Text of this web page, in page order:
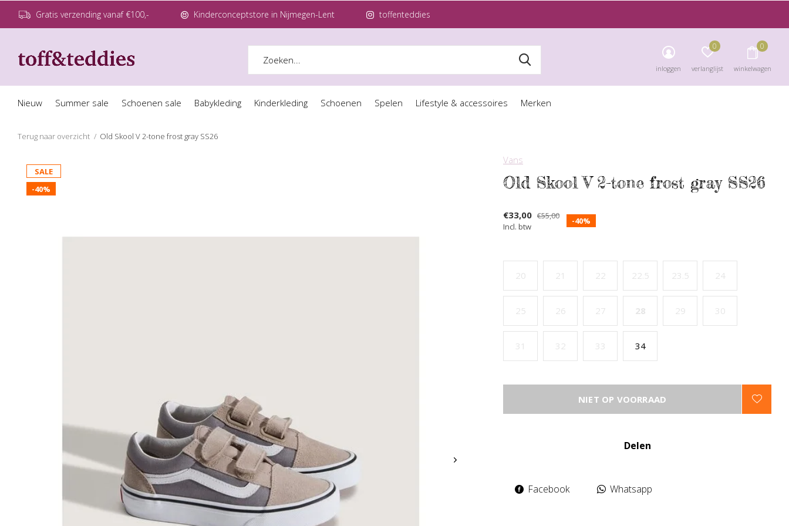
Nieuw Summer sale Schoenen sale Babykleding Kinderkleding Schoenen Spelen Lifestyle & accessoires Merken
inloggen verlanglijst
0
winkelwagen
0
Gratis verzending vanaf €100,- Kinderconceptstore in Nijmegen-Lent toffenteddies
Terug naar overzicht Old Skool V 2-tone frost gray SS26
SALE
-40%
Vans
Old Skool V 2-tone frost gray SS26
€33,00 €55,00
Incl. btw
-40%
20 21 22 22.5 23.5 24
25 26 27 28 29 30
31 32 33 34
NIET OP VOORRAAD
Delen
Facebook Whatsapp